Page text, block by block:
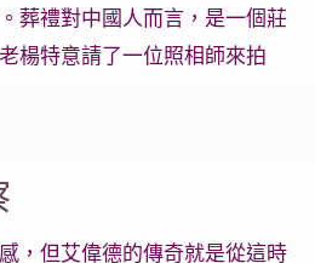
葬禮對中國人而言，是一個莊
楊特意請了一位照相師來拍
，但艾偉德的傳奇就是從這時